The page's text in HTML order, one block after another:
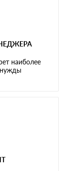
наиболее